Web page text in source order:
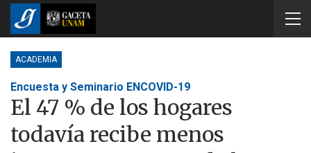
ACADEMIA
Encuesta y Seminario ENCOVID-19
El 47 % de los hogares
todavía recibe menos